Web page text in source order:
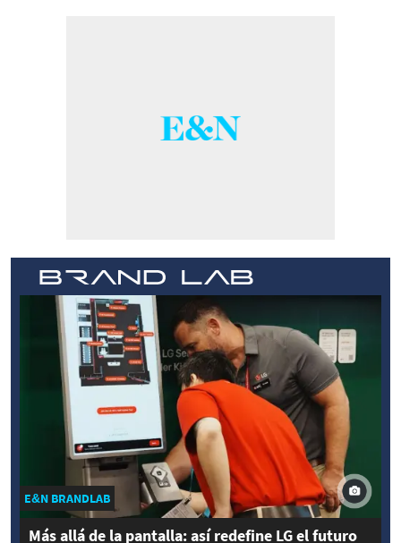
E&N BRANDLAB
Más allá de la pantalla: así redefine LG el futuro